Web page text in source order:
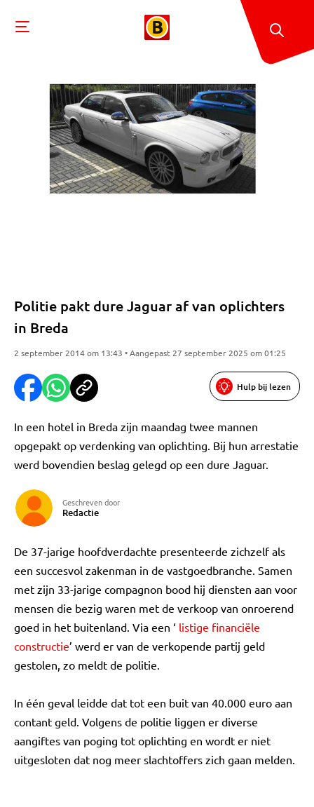
Politie pakt dure Jaguar af van oplichters
in Breda
2 september 2014 om 13:43 • Aangepast 27 september 2025 om 01:25
Hulp bij lezen
In een hotel in Breda zijn maandag twee mannen
opgepakt op verdenking van oplichting. Bij hun arrestatie
werd bovendien beslag gelegd op een dure Jaguar.
Geschreven door
Redactie
De 37-jarige hoofdverdachte presenteerde zichzelf als
een succesvol zakenman in de vastgoedbranche. Samen
met zijn 33-jarige compagnon bood hij diensten aan voor
mensen die bezig waren met de verkoop van onroerend
goed in het buitenland. Via een ‘ listige financiële
constructie’ werd er van de verkopende partij geld
gestolen, zo meldt de politie.
In één geval leidde dat tot een buit van 40.000 euro aan
contant geld. Volgens de politie liggen er diverse
aangiftes van poging tot oplichting en wordt er niet
uitgesloten dat nog meer slachtoffers zich gaan melden.